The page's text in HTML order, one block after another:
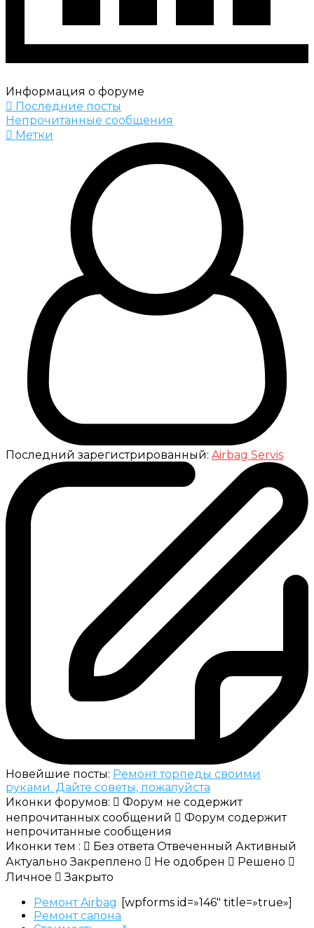
Информация о форуме
Последние посты
Непрочитанные сообщения
Метки
Последний зарегистрированный: Airbag Servis
Новейшие посты: Ремонт торпеды своими
руками. Дайте советы, пожалуйста
Иконки форумов:
Форум не содержит
непрочитанных сообщений
Форум содержит
непрочитанные сообщения
Иконки тем :
Без ответа Отвеченный Активный
Актуально Закреплено Не одобрен
Решено
Личное
Закрыто
Ремонт Airbag
Ремонт салона
[wpforms id=»146″ title=»true»]